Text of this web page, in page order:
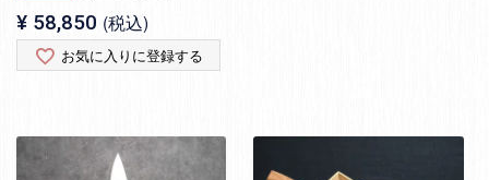
¥ 58,850 税込
お気に入りに登録する